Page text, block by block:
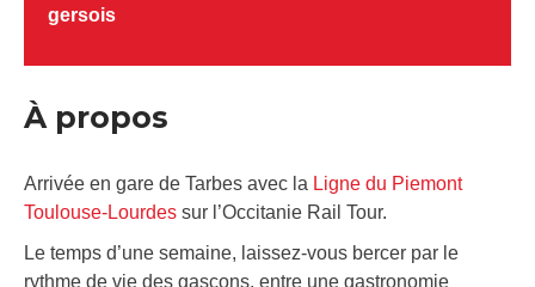
gersois
À propos
Arrivée en gare de Tarbes avec la Ligne du Piemont
Toulouse-Lourdes sur l’Occitanie Rail Tour.
Le temps d’une semaine, laissez-vous bercer par le
rythme de vie des gascons, entre une gastronomie